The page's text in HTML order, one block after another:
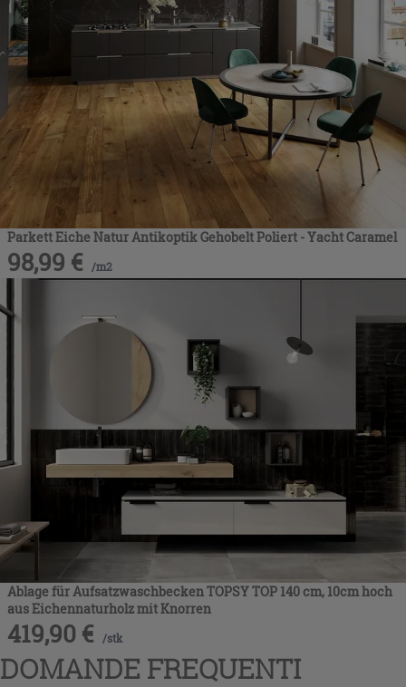
Parkett Eiche Natur Antikoptik Gehobelt Poliert - Yacht Caramel
98,99 € /m2
Ablage für Aufsatzwaschbecken TOPSY TOP 140 cm, 10cm hoch
aus Eichennaturholz mit Knorren
419,90 € /stk
DOMANDE FREQUENTI